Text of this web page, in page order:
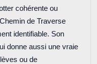
cohérente ou
de Traverse
identifiable. Son
donne aussi une vraie
ou de